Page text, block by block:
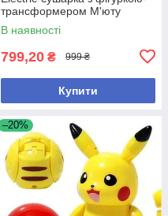
трансформером М'юту
В наявності
799,20 ₴ 999 ₴
Купити
–20%